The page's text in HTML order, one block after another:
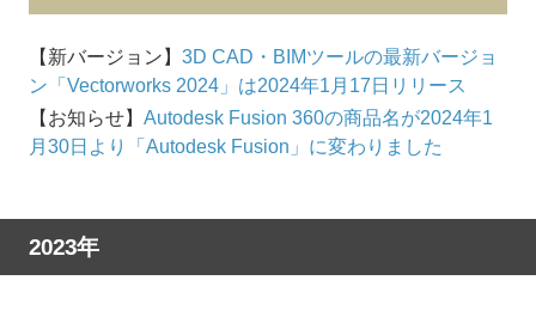
【新バージョン】 3D CAD・BIMツールの最新バージョ
ン「Vectorworks 2024」は2024年1月17日リリース
【お知らせ】 Autodesk Fusion 360の商品名が2024年1
月30日より「Autodesk Fusion」に変わりました
2023年